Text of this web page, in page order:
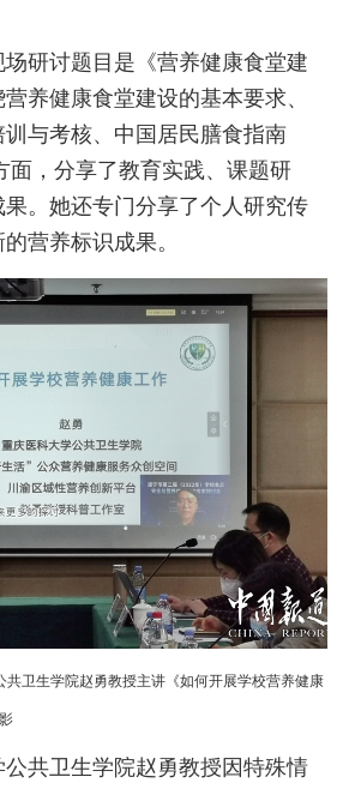
场研讨题目是《营养健康食堂建
养健康食堂建设的基本要求、
与考核、中国居民膳食指南
面，分享了教育实践、课题研
。她还专门分享了个人研究传
营养标识成果。
共卫生学院赵勇教授主讲《如何开展学校营养健康
共卫生学院赵勇教授因特殊情